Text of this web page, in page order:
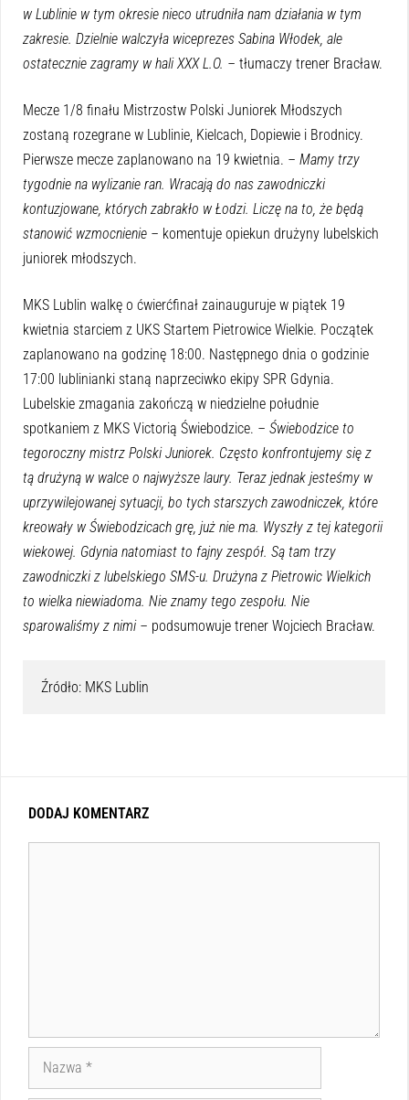
w Lublinie w tym okresie nieco utrudniła nam działania w tym
zakresie. Dzielnie walczyła wiceprezes Sabina Włodek, ale
ostatecznie zagramy w hali XXX L.O. – tłumaczy trener Bracław.
Mecze 1/8 finału Mistrzostw Polski Juniorek Młodszych
zostaną rozegrane w Lublinie, Kielcach, Dopiewie i Brodnicy.
Pierwsze mecze zaplanowano na 19 kwietnia. – Mamy trzy
tygodnie na wylizanie ran. Wracają do nas zawodniczki
kontuzjowane, których zabrakło w Łodzi. Liczę na to, że będą
stanowić wzmocnienie – komentuje opiekun drużyny lubelskich
juniorek młodszych.
MKS Lublin walkę o ćwierćfinał zainauguruje w piątek 19
kwietnia starciem z UKS Startem Pietrowice Wielkie. Początek
zaplanowano na godzinę 18:00. Następnego dnia o godzinie
17:00 lublinianki staną naprzeciwko ekipy SPR Gdynia.
Lubelskie zmagania zakończą w niedzielne południe
spotkaniem z MKS Victorią Świebodzice. – Świebodzice to
tegoroczny mistrz Polski Juniorek. Często konfrontujemy się z
tą drużyną w walce o najwyższe laury. Teraz jednak jesteśmy w
uprzywilejowanej sytuacji, bo tych starszych zawodniczek, które
kreowały w Świebodzicach grę, już nie ma. Wyszły z tej kategorii
wiekowej. Gdynia natomiast to fajny zespół. Są tam trzy
zawodniczki z lubelskiego SMS-u. Drużyna z Pietrowic Wielkich
to wielka niewiadoma. Nie znamy tego zespołu. Nie
sparowaliśmy z nimi – podsumowuje trener Wojciech Bracław.
Źródło: MKS Lublin
DODAJ KOMENTARZ